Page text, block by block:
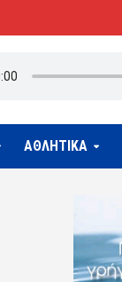
ΑΘΛΗΤΙΚΑ